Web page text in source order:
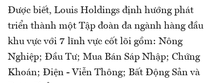
Được biết, Louis Holdings định hướng phát
triển thành một Tập đoàn đa ngành hàng đầu
khu vực với 7 lĩnh vực cốt lõi gồm: Nông
Nghiệp; Đầu Tư; Mua Bán Sáp Nhập; Chứng
Khoán; Điện - Viễn Thông; Bất Động Sản và